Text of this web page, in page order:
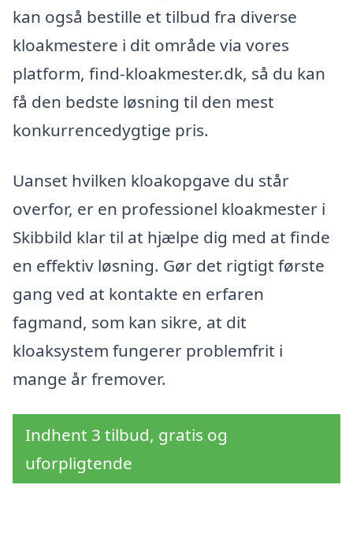
kan også bestille et tilbud fra diverse
kloakmestere i dit område via vores
platform, find-kloakmester.dk, så du kan
få den bedste løsning til den mest
konkurrencedygtige pris.
Uanset hvilken kloakopgave du står
overfor, er en professionel kloakmester i
Skibbild klar til at hjælpe dig med at finde
en effektiv løsning. Gør det rigtigt første
gang ved at kontakte en erfaren
fagmand, som kan sikre, at dit
kloaksystem fungerer problemfrit i
mange år fremover.
Indhent 3 tilbud, gratis og
uforpligtende